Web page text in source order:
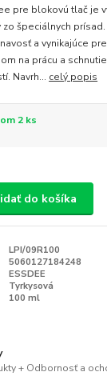
pre blokovú tlač je
zo špeciálnych
a vynikajúce
na prácu a
Navrh... celý popis
2 ks
do košíka
LPI/09R100
5060127184248
ESSDEE
Tyrkysová
100 ml
+ Odbornosť a